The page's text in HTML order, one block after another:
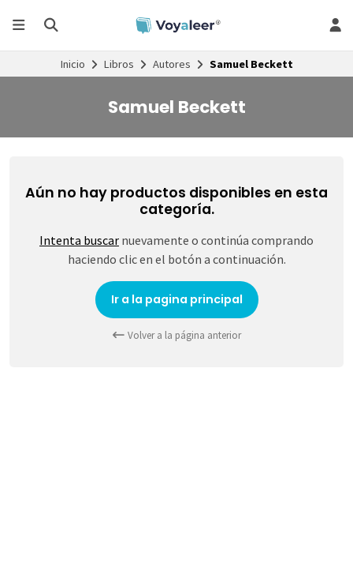
Inicio Libros Autores Samuel Beckett
Samuel Beckett
Aún no hay productos disponibles en esta
categoría.
Intenta buscar nuevamente o continúa comprando
haciendo clic en el botón a continuación.
Ir a la pagina principal
Volver a la página anterior